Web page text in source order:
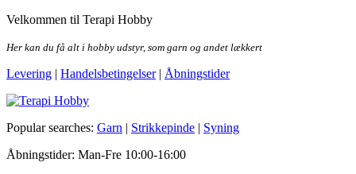
Skip
the
Velkommen til Terapi Hobby
Her kan du få alt i hobby udstyr, som garn og andet lækkert
Levering | Handelsbetingelser| Åbningstider
Terapi Hobby
Popular searches: Garn | Strikkepinde | Syning
Åbningstider: Man-Fre 10:00-16:00